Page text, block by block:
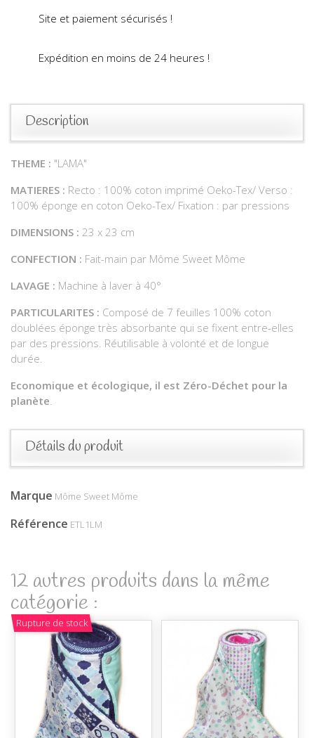
Site et paiement sécurisés !
Expédition en moins de 24 heures !
Description
THEME : "LAMA"
MATIERES : Recto : 100% coton imprimé Oeko-Tex/ Verso :
100% éponge en coton Oeko-Tex/ Fixation : par pressions
DIMENSIONS : 23 x 23 cm
CONFECTION : Fait-main par Môme Sweet Môme
LAVAGE : Machine à laver à 40°
PARTICULARITES : Composé de 7 feuilles 100% coton
doublées éponge très absorbante qui se fixent entre-elles
par des pressions. Réutilisable à volonté et de longue
durée.
Economique et écologique, il est Zéro-Déchet pour la
planète
Détails du produit
Marque Môme Sweet Môme
Référence ETL1LM
12 autres produits dans la même
catégorie :
Rupture de stock